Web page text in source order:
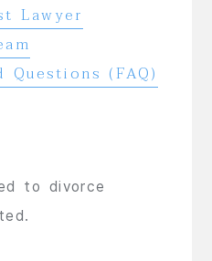
Lawyer
(FAQ)
to divorce